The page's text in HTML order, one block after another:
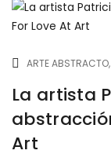
ARTE ABSTRACTO
La artista
Art